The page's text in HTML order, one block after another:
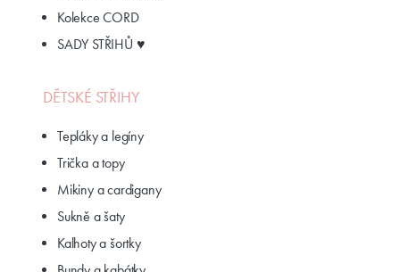
Kolekce CORD
SADY STŘIHŮ ♥
DĚTSKÉ STŘIHY
Tepláky a legíny
Trička a topy
Mikiny a cardigany
Sukně a šaty
Kalhoty a šortky